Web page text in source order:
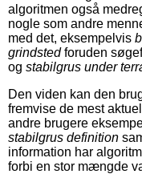
algoritmen også
nogle som andre
med det, eksempelvis
grindstedforuden
og stabilgrus under
Den viden kan den
fremvise de mest
andre brugere
stabilgrus definition
information har
forbi en stor mængde